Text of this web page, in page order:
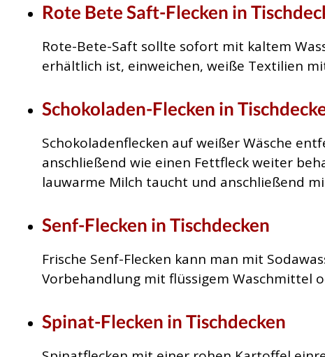
Rote Bete Saft-Flecken in
Rote-Bete-Saft sollte sofort mit kaltem
erhältlich ist, einweichen, weiße Textilien
Schokoladen-Flecken in
Schokoladenflecken auf weißer Wäsche
anschließend wie einen Fettfleck weiter
lauwarme Milch taucht und anschließend
Senf-Flecken in Tischdecken
Frische Senf-Flecken kann man mit
Vorbehandlung mit flüssigem Waschmittel
Spinat-Flecken in Tischdecken